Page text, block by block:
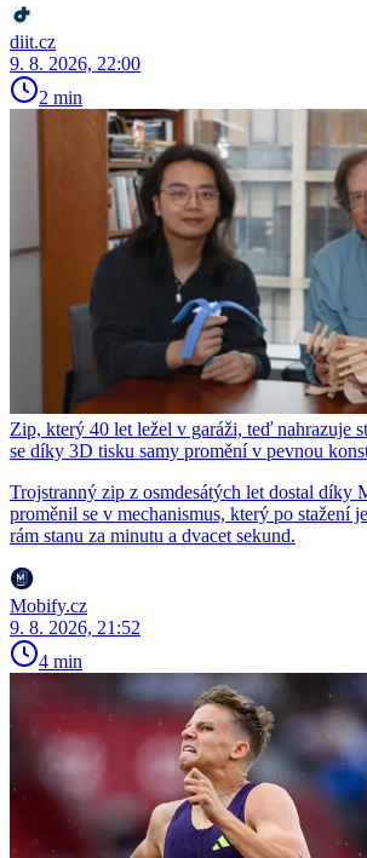
diit.cz
9. 8. 2026, 22:00
2 min
Zip, který 40 let ležel v garáži, teď nahrazuje
se díky 3D tisku samy promění v pevnou
Trojstranný zip z osmdesátých let dostal díky
proměnil se v mechanismus, který po stažení
rám stanu za minutu a dvacet sekund.
Mobify.cz
9. 8. 2026, 21:52
4 min